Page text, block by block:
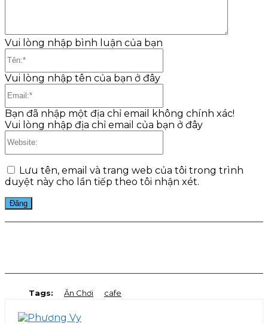
Vui lòng nhập bình luận của bạn
Vui lòng nhập tên của bạn ở đây
Bạn đã nhập một địa chỉ email không chính xác!
Vui lòng nhập địa chỉ email của bạn ở đây
Lưu tên, email và trang web của tôi trong trình
duyệt này cho lần tiếp theo tôi nhận xét.
Tags: Ăn Chơi cafe